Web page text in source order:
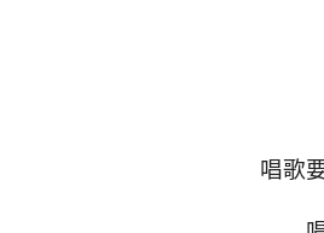
唱歌